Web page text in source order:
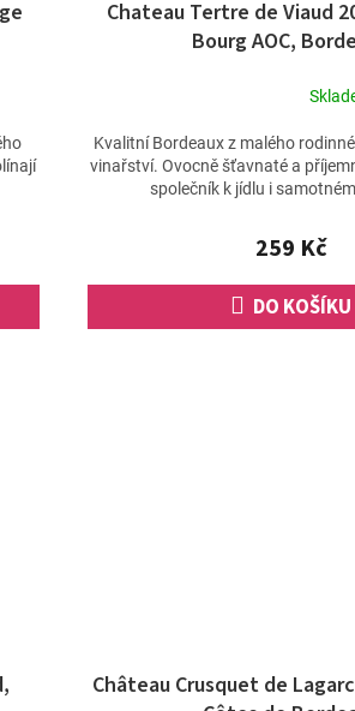
Chateau Tertre de Viaud
Bourg AOC,
hodnocení
produktu
je
259 Kč
DO KOŠÍKU
Kvalitní Bordeaux z malého
vinařství. Ovocně šťavnaté a
společník k jídlu i
Château Crusquet de